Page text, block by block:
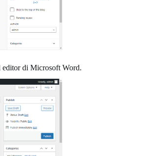
editor di Microsoft Word.